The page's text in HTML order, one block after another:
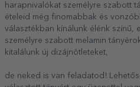
harapnivalókat személyre szabott
ételeid még finomabbak és
választékban kínálunk élénk színű,
személyre szabott melamin
kitalálunk új dizájnötleteket,
de neked is van feladatod!